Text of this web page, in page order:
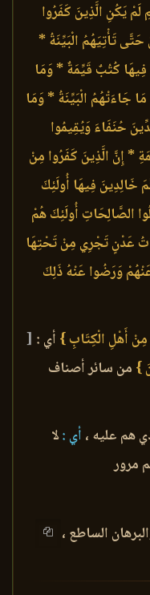
لَمْ يَكُنِ الَّذِينَ كَفَرُوا
تَأْتِيَهُمُ الْبَيِّنَةُ *
كُتُبٌ قَيِّمَةٌ * وَمَا
جَاءَتْهُمُ الْبَيِّنَةُ * وَمَا
حُنَفَاءَ وَيُقِيمُوا
* إِنَّ الَّذِينَ كَفَرُوا مِنْ
خَالِدِينَ فِيهَا أُولَئِكَ
الصَّالِحَاتِ أُولَئِكَ هُمْ
عَدْنٍ تَجْرِي مِنْ تَحْتِهَا
عَنْهُمْ وَرَضُوا عَنْهُ ذَلِكَ
أَهْلِ الْكِتَابِ } أي : [
} من سائر أصناف
هم عليه ، أي :لا
مرور
الساطع ،